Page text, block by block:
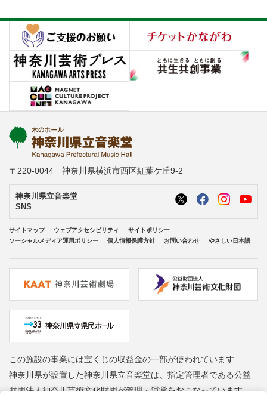
〒220-0044 神奈川県横浜市西区紅葉ケ丘9-2
神奈川県立音楽堂
SNS
サイトマップ ウェブアクセシビリティ
サイトポリシー
ソーシャルメディア運用ポリシー
個人情報保護方針 お問い合わせ やさしい日本語
この施設の事業には宝くじの収益金の一部が使われています
神奈川県が設置した神奈川県立音楽堂は、指定管理者である公益
財団法人神奈川芸術文化財団が管理・運営をおこなっています